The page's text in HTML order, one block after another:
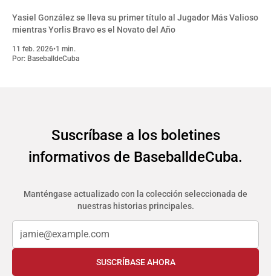
Yasiel González se lleva su primer título al Jugador Más Valioso
mientras Yorlis Bravo es el Novato del Año
11 feb. 2026•1 min.
Por: BaseballdeCuba
Suscríbase a los boletines
informativos de BaseballdeCuba.
Manténgase actualizado con la colección seleccionada de
nuestras historias principales.
SUSCRÍBASE AHORA